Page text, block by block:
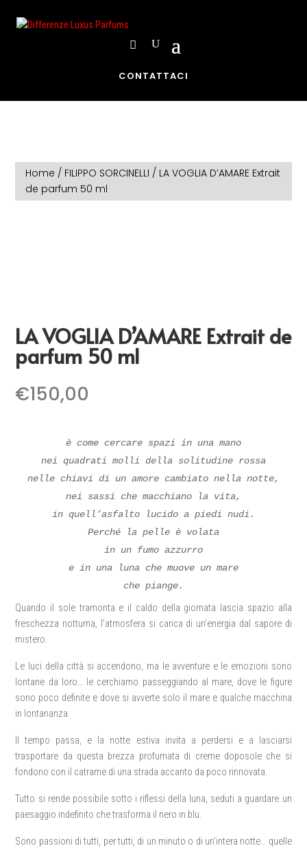
CONTATTACI
Home / FILIPPO SORCINELLI / LA VOGLIA D’AMARE Extrait
de parfum 50 ml
LA VOGLIA D’AMARE Extrait de
parfum 50 ml
€150,00
è come cercare spazi in una mano
nei quadrati molli della solitudine rossa
nelle chiavi di un amore cambiato nella notte,
nei sassi che macchiano la vita,
in quell’asfalto lucido a piedi nudi.
Perché la pelle è volata
in un fumo azzurro
e in una luna che muove un mare
che piange.
Quando il sole tramonta e il caldo della giornata lascia spazio alla
freschezza notturna, l’atmosfera si carica di un’energia dal sapore di
mistero.
Le luci della città si accendono, ma le avventure e le emozioni sono
lontane da loro… le cerchiamo passeggiando al mare, dove le figure
sono poco definite e dove si avverte solo il mare e qualche macchina
in lontananza.
Il tempo passa, e la notte estiva invita a perdersi e a lasciarsi
trasportare da questa brezza profumata di creme doposole che si
fondono con il catrame di una strada accanto da poco rinnovata.
Tutto si rende possibile sotto i riflessi della luna, seduti a guardare un
paesaggio indefinito che trasforma il nero in blu.
Sono passioni di tutti, per tutti, di un minuto o di un’intera notte… quelle